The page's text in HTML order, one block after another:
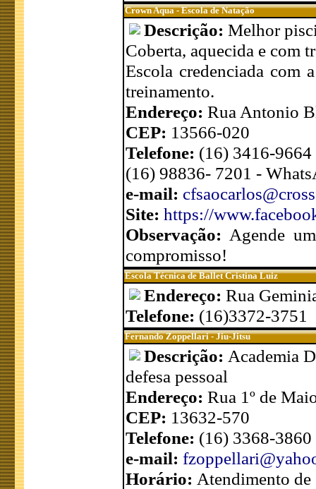
Crown Aqua - Escola de Natação
Descrição: Melhor
Coberta, aquecida e com
Escola credenciada com
treinamento.
Endereço: Rua Antonio
CEP: 13566-020
Telefone: (16) 3416-9664
(16) 98836- 7201 -
e-mail:
Site: https://
Observação: Agende
compromisso!
Escola Técnica de Ballet Cristina Luiz
Endereço: Rua
Telefone: (16)3372-3751
Fernando Zoppellari - Jiu-Jitsu
Descrição: Academia
defesa pessoal
Endereço: Rua 1º de
CEP: 13632-570
Telefone: (16) 3368-3860
e-mail:
Horário: Atendimento de